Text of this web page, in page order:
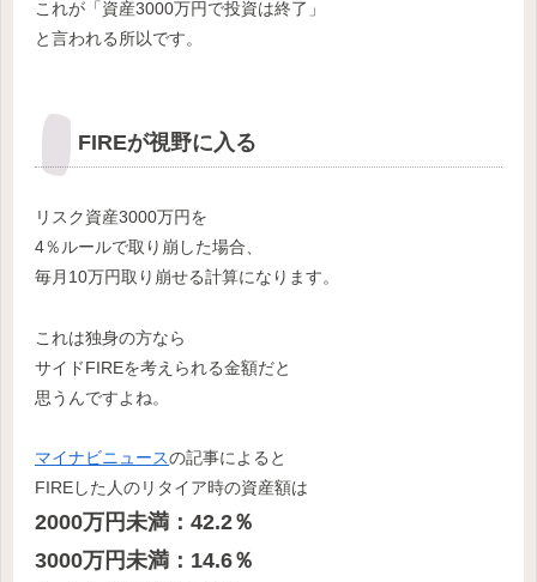
これが「資産3000万円で投資は終了」
と言われる所以です。
FIREが視野に入る
リスク資産3000万円を
4％ルールで取り崩した場合、
毎月10万円取り崩せる計算になります。
これは独身の方なら
サイドFIREを考えられる金額だと
思うんですよね。
マイナビニュースの記事によると
FIREした人のリタイア時の資産額は
2000万円未満：42.2％
3000万円未満：14.6％